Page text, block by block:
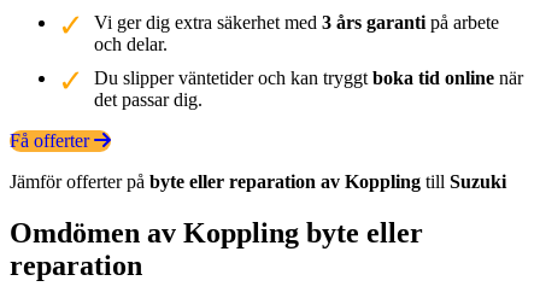
Vi ger dig extra säkerhet med 3 års garanti på arbete
och delar.
Du slipper väntetider och kan tryggt boka tid online när
det passar dig.
Få offerter
Jämför offerter på byte eller reparation av Koppling till Suzuki
Omdömen av Koppling byte eller
reparation